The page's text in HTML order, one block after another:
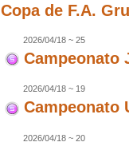
Copa de F.A.
2026/04/18 ~ 25
Campeonato
2026/04/18 ~ 19
Campeonato
2026/04/18 ~ 20